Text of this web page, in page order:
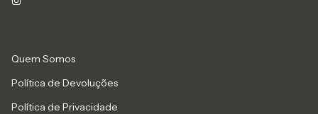
Quem Somos
Política de Devoluções
Política de Privacidade